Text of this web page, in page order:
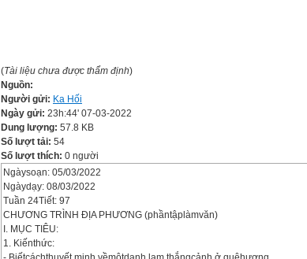
(Tài liệu chưa được thẩm định)
Nguồn:
Người gửi: Ka Hối
Ngày gửi: 23h:44' 07-03-2022
Dung lượng: 57.8 KB
Số lượt tải: 54
Số lượt thích: 0 người
Ngàysoạn: 05/03/2022
Ngàydạy: 08/03/2022
Tuần 24Tiết: 97
CHƯƠNG TRÌNH ĐỊA PHƯƠNG (phầntậplàmvăn)
I. MỤC TIÊU:
1. Kiếnthức: